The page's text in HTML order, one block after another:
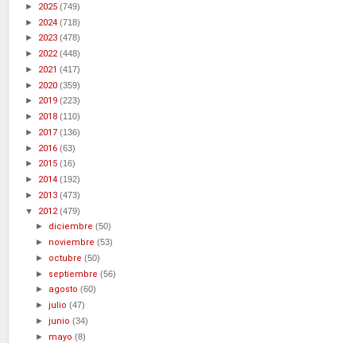
► 2025 (749)
► 2024 (718)
► 2023 (478)
► 2022(448)
► 2021 (417)
► 2020 (359)
► 2019 (223)
► 2018 (110)
► 2017 (136)
► 2016 (63)
► 2015 (16)
► 2014 (192)
► 2013 (473)
▼ 2012 (479)
► diciembre(50)
► noviembre(53)
► octubre(50)
► septiembre(56)
► agosto(60)
►julio(47)
►junio(34)
► mayo(8)